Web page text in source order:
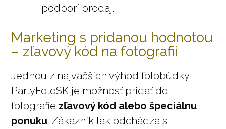
podporí predaj.
Marketing s pridanou hodnotou
– zľavový kód na fotografii
Jednou z najväčších výhod fotobúdky
PartyFotoSK je možnosť pridať do
fotografie zľavový kód alebo špeciálnu
ponuku. Zákazník tak odchádza s